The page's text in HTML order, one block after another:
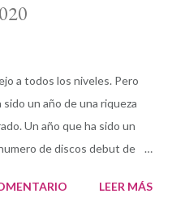
a todos los niveles. Pero
un año de una riqueza
Un año que ha sido un
de discos debut de
históricas. Quiero, antes
LEER MÁS